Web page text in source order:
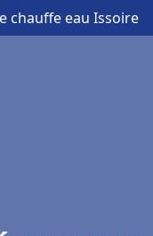
chauffe eau Issoire